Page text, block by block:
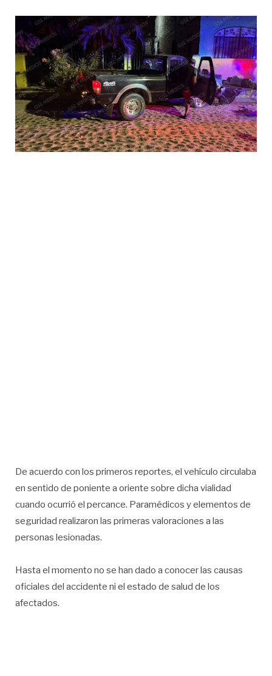
De acuerdo con los primeros reportes, el vehículo circulaba
en sentido de poniente a oriente sobre dicha vialidad
cuando ocurrió el percance. Paramédicos y elementos de
seguridad realizaron las primeras valoraciones a las
personas lesionadas.
Hasta el momento no se han dado a conocer las causas
oficiales del accidente ni el estado de salud de los
afectados.